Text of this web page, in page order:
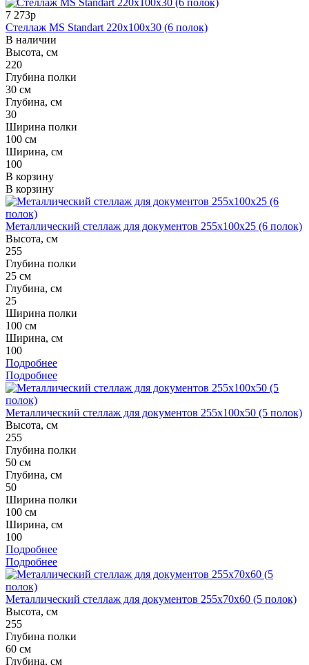
7 273р
Стеллаж MS Standart 220x100x30 (6 полок)
В наличии
Высота, см
220
Глубина полки
30 см
Глубина, см
30
Ширина полки
100 см
Ширина, см
100
В корзину
В корзину
Металлический стеллаж для документов 255x100x25 (6 полок)
Высота, см
255
Глубина полки
25 см
Глубина, см
25
Ширина полки
100 см
Ширина, см
100
Подробнее
Подробнее
Металлический стеллаж для документов 255x100x50 (5 полок)
Высота, см
255
Глубина полки
50 см
Глубина, см
50
Ширина полки
100 см
Ширина, см
100
Подробнее
Подробнее
Металлический стеллаж для документов 255x70x60 (5 полок)
Высота, см
255
Глубина полки
60 см
Глубина, см